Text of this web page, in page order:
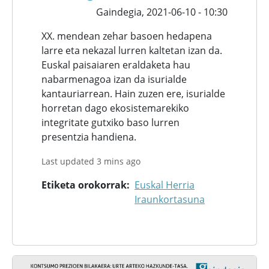
Gaindegia, 2021-06-10 - 10:30
XX. mendean zehar basoen hedapena
larre eta nekazal lurren kaltetan izan da.
Euskal paisaiaren eraldaketa hau
nabarmenagoa izan da isurialde
kantauriarrean. Hain zuzen ere, isurialde
horretan dago ekosistemarekiko
integritate gutxiko baso lurren
presentzia handiena.
Last updated 3 mins ago
Etiketa orokorrak
Euskal Herria
Iraunkortasuna